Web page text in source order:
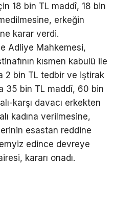
18 bin TL maddî, 18 bin
erkeğin
karar verdi.
Adliye Mahkemesi,
kısmen kabulü ile
2 bin TL tedbir ve iştirak
35 bin TL maddî, 60 bin
karşı davacı erkekten
kadına verilmesine,
esastan reddine
edince devreye
kararı onadı.